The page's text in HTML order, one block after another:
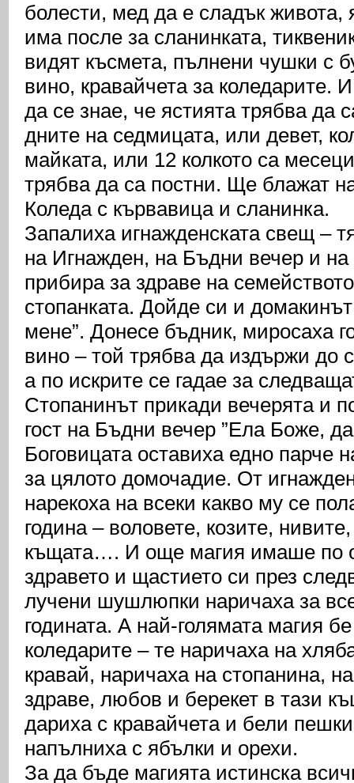
болести, мед да е сладък живота,
има после за сланинката,
видят късмета, пълнени чушки с
вино, кравайчета за коледарите.
да се знае, че ястията трябва да
дните на седмицата, или девет,
майката, или 12 колкото са
трябва да са постни. Ще блажат
Коледа с кървавица и сланинка.
Запалиха игнажденската свещ –
на Игнажден, на Бъдни вечер и
прибира за здраве на
стопанката. Дойде си и
мене”. Донесе бъдник, миросаха
вино – той трябва да издържи до
а по искрите се гадае за
Стопанинът прикади вечерята и
гост на Бъдни вечер ”Ела Боже,
Боговицата оставиха едно парче
за цялото домочадие. От
нарекоха на всеки какво му се
година – воловете, козите,
къщата…. И още магия имаше по
здравето и щастието си през
лучени шушлюпки наричаха за
годината. А най-голямата магия
коледарите – те наричаха на
кравай, наричаха на стопанина,
здраве, любов и берекет в тази
дариха с кравайчета и бели
напълниха с ябълки и орехи.
За да бъде магията истинска